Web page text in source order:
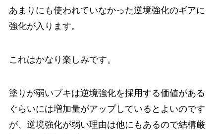
あまりにも使われていなかった逆境強化のギアに
強化が入ります。
これはかなり楽しみです。
塗りが弱いブキは逆境強化を採用する価値がある
ぐらいには増加量がアップしているとよいのです
が、逆境強化が弱い理由は他にもあるので結構厳